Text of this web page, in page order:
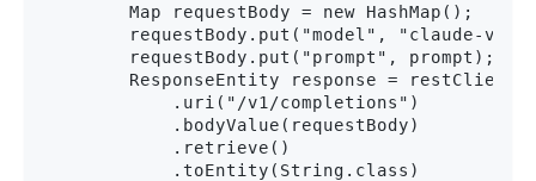
        Map requestBody = new HashMap();
requestBody.put("model", "claude-
requestBody.put("prompt", prompt);
ResponseEntity response =
            .uri("/v1/completions")
            .bodyValue(requestBody)
            .retrieve()
            .toEntity(String.class)